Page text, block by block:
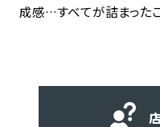
成感…すべてが詰まった